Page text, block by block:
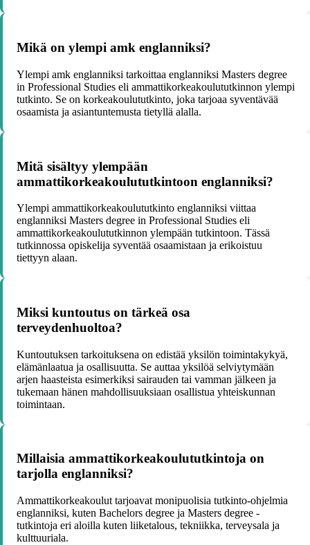
Mikä on ylempi amk englanniksi?
Ylempi amk englanniksi tarkoittaa englanniksi Masters degree
in Professional Studies eli ammattikorkeakoulututkinnon ylempi
tutkinto. Se on korkeakoulututkinto, joka tarjoaa syventävää
osaamista ja asiantuntemusta tietyllä alalla.
Mitä sisältyy ylempään
ammattikorkeakoulututkintoon englanniksi?
Ylempi ammattikorkeakoulututkinto englanniksi viittaa
englanniksi Masters degree in Professional Studies eli
ammattikorkeakoulututkinnon ylempään tutkintoon. Tässä
tutkinnossa opiskelija syventää osaamistaan ja erikoistuu
tiettyyn alaan.
Miksi kuntoutus on tärkeä osa
terveydenhuoltoa?
Kuntoutuksen tarkoituksena on edistää yksilön toimintakykyä,
elämänlaatua ja osallisuutta. Se auttaa yksilöä selviytymään
arjen haasteista esimerkiksi sairauden tai vamman jälkeen ja
tukemaan hänen mahdollisuuksiaan osallistua yhteiskunnan
toimintaan.
Millaisia ammattikorkeakoulututkintoja on
tarjolla englanniksi?
Ammattikorkeakoulut tarjoavat monipuolisia tutkinto-ohjelmia
englanniksi, kuten Bachelors degree ja Masters degree -
tutkintoja eri aloilla kuten liiketalous, tekniikka, terveysala ja
kulttuuriala.